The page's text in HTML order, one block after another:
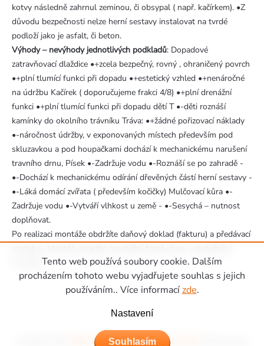
Tento web používá soubory cookie. Dalším
procházením tohoto webu vyjadřujete souhlas s jejich
používáním.. Více informacízde.
Nastavení
Souhlasím
kotvy následně zahrnul zeminou, či obsypal ( např. kačírkem). •Z
důvodu bezpečnosti nelze herní sestavy instalovat na tvrdé
podloží jako je asfalt, či beton.
Výhody – nevýhody jednotlivých podkladů: Dopadové
zatravňovací dlaždice •+zcela bezpečný, rovný , ohraničený povrch
•+plní tlumící funkci při dopadu •+estetický vzhled •+nenáročné
na údržbu Kačírek ( doporučujeme frakci 4/8) •+plní drenážní
funkci •+plní tlumící funkci při dopadu dětí T •-děti roznáší
kamínky do okolního trávníku Tráva: •+žádné pořizovací náklady
•-náročnost údržby, v exponovaných místech především pod
skluzavkou a pod houpačkami dochází k mechanickému narušení
travního drnu, Písek •-Zadržuje vodu •-Roznáší se po zahradě -
•-Dochází k mechanickému odírání dřevěných částí herní sestavy -
•-Láká domácí zvířata ( především kočičky) Mulčovací kůra •-
Zadržuje vodu •-Vytváří vlhkost u země - •-Sesychá – nutnost
doplňovat.
Po realizaci montáže obdržíte daňový doklad (fakturu) a předávací
montáže.
Zápatí
Hřiště Piccolino - dětská hřiště a domečky